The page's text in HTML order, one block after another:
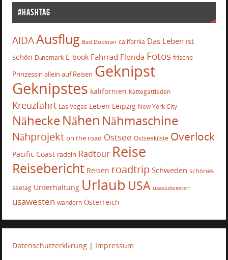
#Hashtag
AIDAAusflug Bad Doberan california Das Leben ist
schön Dänemark E-book Fahrrad Florida Fotos frische
Prinzessin allein auf Reisen Geknipst
Geknipstes kalifornien Kattegattleden
Kreuzfahrt Las Vegas Leben Leipzig New York City
NäheckeNähen Nähmaschine
Nähprojekt on the road Ostsee Ostseeküste Overlock
Pacific Coast radeln Radtour Reise
Reisebericht Reisen roadtrip Schweden schönes
seetag Unterhaltung Urlaub USA usasüdwesten
usawesten wandern Österreich
Datenschutzerklärung | Impressum